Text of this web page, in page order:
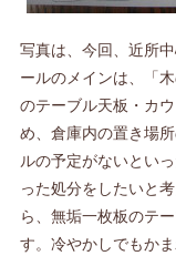
写真は、今回、近所
ールのメインは、「
のテーブル天板・カ
め、倉庫内の置き場
ルの予定がないとい
った処分をしたいと
ら、無垢一枚板のテ
す。冷やかしでもか